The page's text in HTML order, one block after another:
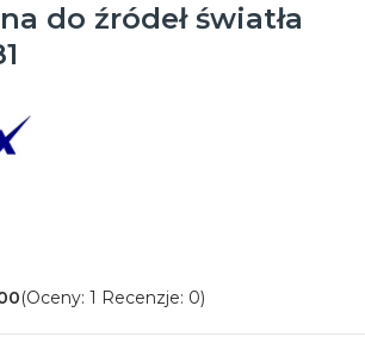
do źródeł światła
(Oceny: 1 Recenzje: 0)